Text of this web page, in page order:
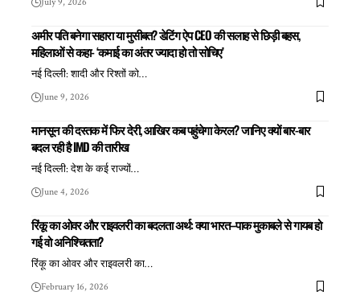
अमीर पति बनेगा सहारा या मुसीबत? डेटिंग ऐप CEO की सलाह से छिड़ी बहस,
महिलाओं से कहा- ‘कमाई का अंतर ज्यादा हो तो सोचिए’
नई दिल्ली: शादी और रिश्तों को…
June 9, 2026
मानसून की दस्तक में फिर देरी, आखिर कब पहुंचेगा केरल? जानिए क्यों बार-बार
बदल रही है IMD की तारीख
नई दिल्ली: देश के कई राज्यों…
June 4, 2026
रिंकू का ओवर और राइवलरी का बदलता अर्थ: क्या भारत–पाक मुकाबले से गायब हो
गई वो अनिश्चितता?
रिंकू का ओवर और राइवलरी का…
February 16, 2026